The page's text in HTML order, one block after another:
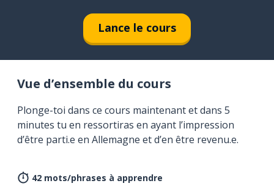
Lance le cours
Vue d’ensemble du cours
Plonge-toi dans ce cours maintenant et dans 5
minutes tu en ressortiras en ayant l’impression
d’être parti.e en Allemagne et d’en être revenu.e.
42 mots/phrases à apprendre